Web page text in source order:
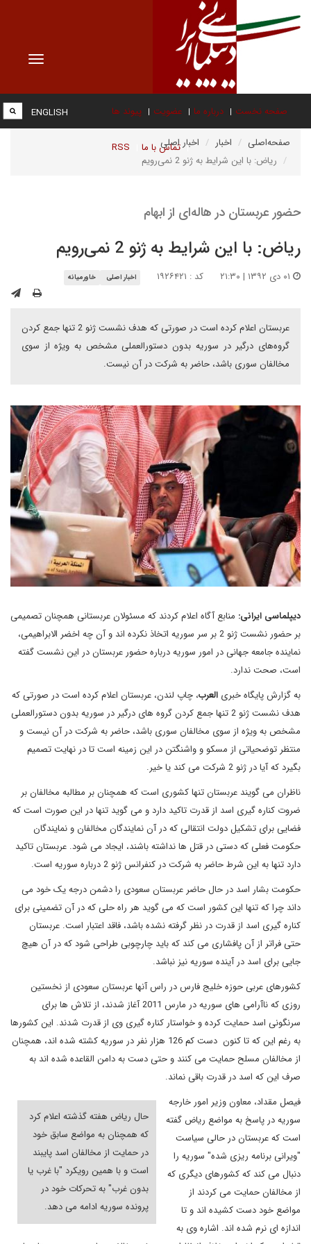
Toggle
صفحه نخست درباره ما عضویت پیوند ها
تماس با ما RSS
ENGLISH
صفحه‌اصلی اخبار
اخبار اصلی
ریاض: با این شرایط به ژنو 2 نمی‌رویم
حضور عربستان در هاله‌ای از ابهام
ریاض: با این شرایط به ژنو 2 نمی‌رویم
کد : ۱۹۲۶۴۲۱ اخبار اصلی خاورمیانه
عربستان اعلام کرده است در صورتی که هدف نشست ژنو 2 تنها جمع کردن
گروه‌های درگیر در سوریه بدون دستورالعملی مشخص به ویژه از سوی
مخالفان سوری باشد، حاضر به شرکت در آن نیست.
دیپلماسی ایرانی: منابع آگاه اعلام کردند که مسئولان عربستانی همچنان تصمیمی
بر حضور نشست ژنو 2 بر سر سوریه اتخاذ نکرده اند و آن چه اخضر الابراهیمی،
نماینده جامعه جهانی در امور سوریه درباره حضور عربستان در این نشست گفته
است، صحت ندارد.
به گزارش پایگاه خبری العرب، چاپ لندن، عربستان اعلام کرده است در صورتی که
هدف نشست ژنو 2 تنها جمع کردن گروه های درگیر در سوریه بدون دستورالعملی
مشخص به ویژه از سوی مخالفان سوری باشد، حاضر به شرکت در آن نیست و
منتظر توضحیاتی از مسکو و واشنگتن در این زمینه است تا در نهایت تصمیم
بگیرد که آیا در ژنو 2 شرکت می کند یا خیر.
ناظران می گویند عربستان تنها کشوری است که همچنان بر مطالبه مخالفان بر
ضروت کناره گیری اسد از قدرت تاکید دارد و می گوید تنها در این صورت است که
فضایی برای تشکیل دولت انتقالی که در آن نمایندگان مخالفان و نمایندگان
حکومت فعلی که دستی در قتل ها نداشته باشند، ایجاد می شود. عربستان تاکید
دارد تنها به این شرط حاضر به شرکت در کنفرانس ژنو 2 درباره سوریه است.
حکومت بشار اسد در حال حاضر عربستان سعودی را دشمن درجه یک خود می
داند چرا که تنها این کشور است که می گوید هر راه حلی که در آن تضمینی برای
کناره گیری اسد از قدرت در نظر گرفته نشده باشد، فاقد اعتبار است. عربستان
حتی فراتر از آن پافشاری می کند که باید چارچوبی طراحی شود که در آن هیچ
جایی برای اسد در آینده سوریه نیز نباشد.
کشورهای عربی حوزه خلیج فارس در راس آنها عربستان سعودی از نخستین
روزی که ناآرامی های سوریه در مارس 2011 آغاز شدند، از تلاش ها برای
سرنگونی اسد حمایت کرده و خواستار کناره گیری وی از قدرت شدند. این کشورها
به رغم این که تا کنون دست کم 126 هزار نفر در سوریه کشته شده اند، همچنان
از مخالفان مسلح حمایت می کنند و حتی دست به دامن القاعده شده اند به
صرف این که اسد در قدرت باقی نماند.
حال ریاض هفته گذشته اعلام کرد
که همچنان به مواضع سابق خود
در حمایت از مخالفان اسد پایبند
است و با همین رویکرد "با غرب یا
بدون غرب" به تحرکات خود در
پرونده سوریه ادامه می دهد.
فیصل مقداد، معاون وزیر امور خارجه
سوریه در پاسخ به مواضع ریاض گفته
است که عربستان در حالی سیاست
"ویرانی برنامه ریزی شده" سوریه را
دنبال می کند که کشورهای دیگری که
از مخالفان حمایت می کردند از
مواضع خود دست کشیده اند و تا
اندازه ای نرم شده اند. اشاره وی به